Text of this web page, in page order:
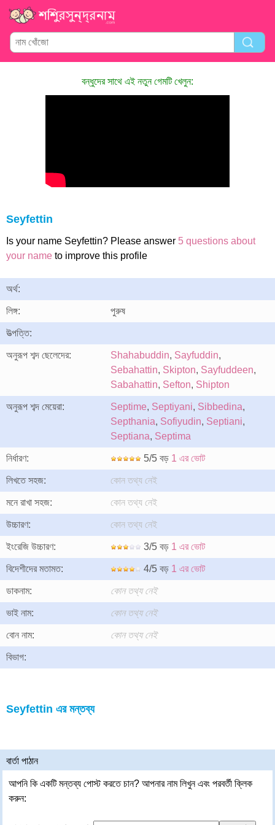
বন্ধুদের সাথে এই নতুন গেমটি খেলুন:
Seyfettin
Is your name Seyfettin? Please answer 5 questions about
your name to improve this profile
অর্থ:
লিঙ্গ: পুরুষ
উত্পত্তি:
অনুরূপ শব্দ ছেলেদের: Shahabuddin, Sayfuddin,
Sebahattin, Skipton, Sayfuddeen,
Sabahattin, Sefton, Shipton
অনুরূপ শব্দ মেয়েরা: Septime, Septiyani, Sibbedina,
Septhania, Sofiyudin, Septiani,
Septiana, Septima
নির্ধারণ: 5/5 বড় 1 এর ভোট
লিখতে সহজ: কোন তথ্য নেই
মনে রাখা সহজ: কোন তথ্য নেই
উচ্চারণ: কোন তথ্য নেই
ইংরেজি উচ্চারণ: 3/5 বড় 1 এর ভোট
বিদেশীদের মতামত: 4/5 বড় 1 এর ভোট
ডাকনাম: কোন তথ্য নেই
ভাই নাম: কোন তথ্য নেই
বোন নাম: কোন তথ্য নেই
বিভাগ:
Seyfettin এর মন্তব্য
বার্তা পাঠান
আপনি কি একটি মন্তব্য পোস্ট করতে চান? আপনার নাম লিখুন এবং পরবর্তী ক্লিক
করুন: